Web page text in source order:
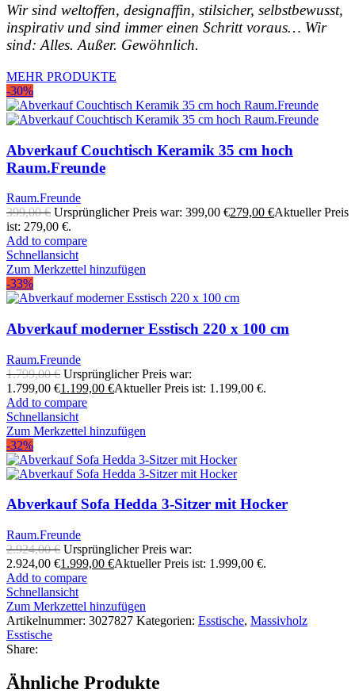
Wir sind weltoffen, designaffin, stilsicher, selbstbewusst,
inspirativ und sind immer einen Schritt voraus… Wir
sind: Alles. Außer. Gewöhnlich.
MEHR PRODUKTE
-30%
Abverkauf Couchtisch Keramik 35 cm hoch
Raum.Freunde
Raum.Freunde
399,00€ Ursprünglicher Preis war: 399,00 €279,00 €Aktueller Preis
ist: 279,00 €.
Add to compare
Schnellansicht
Zum Merkzettel hinzufügen
-33%
Abverkauf moderner Esstisch 220 x 100 cm
Raum.Freunde
1.799,00€ Ursprünglicher Preis war:
1.799,00 €1.199,00 €Aktueller Preis ist: 1.199,00 €.
Add to compare
Schnellansicht
Zum Merkzettel hinzufügen
-32%
Abverkauf Sofa Hedda 3-Sitzer mit Hocker
Raum.Freunde
2.924,00€ Ursprünglicher Preis war:
2.924,00 €1.999,00 €Aktueller Preis ist: 1.999,00 €.
Add to compare
Schnellansicht
Zum Merkzettel hinzufügen
Artikelnummer: 3027827 Kategorien: Esstische, Massivholz
Esstische
Share:
Ähnliche Produkte